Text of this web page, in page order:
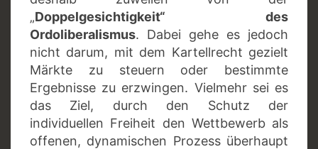
„Doppelgesichtigkeit“ des
Ordoliberalismus. Dabei gehe es jedoch
nicht darum, mit dem Kartellrecht gezielt
Märkte zu steuern oder bestimmte
Ergebnisse zu erzwingen. Vielmehr sei es
das Ziel, durch den Schutz der
individuellen Freiheit den Wettbewerb als
offenen, dynamischen Prozess überhaupt